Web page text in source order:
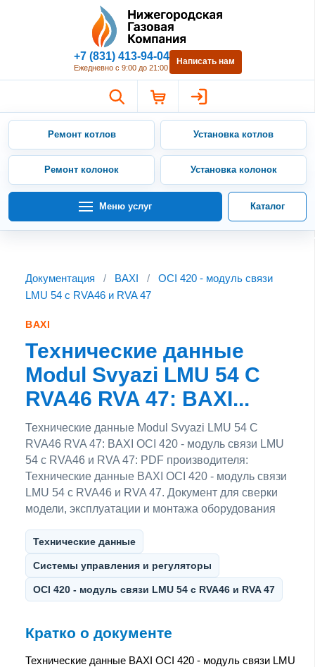
Нижегородская Газовая
+7 (831) 413-94-04
Ежедневно с 9:00 до 21:00
Написать нам
Ремонт котлов Установка котлов
Ремонт колонок Установка колонок
Меню услуг Каталог
Документация / BAXI /
OCI 420 - модуль связи
LMU 54 c RVA46 и RVA 47
BAXI
Технические данные
Modul Svyazi LMU 54 C
RVA46 RVA 47: BAXI...
Технические данные Modul Svyazi LMU 54 C
RVA46 RVA 47: BAXI OCI 420 - модуль связи LMU
54 c RVA46 и RVA 47: PDF производителя:
Технические данные BAXI OCI 420 - модуль связи
LMU 54 c RVA46 и RVA 47. Документ для сверки
модели, эксплуатации и монтажа оборудования
Технические данные
Системы управления и регуляторы
OCI 420 - модуль связи LMU 54 c RVA46 и RVA 47
Кратко о документе
Технические данные BAXI OCI 420 - модуль связи LMU